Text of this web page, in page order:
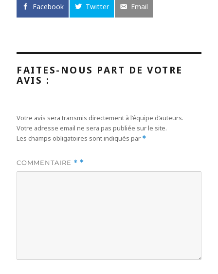
Facebook Twitter Email
FAITES-NOUS PART DE VOTRE
AVIS :
Votre avis sera transmis directement à l’équipe d’auteurs.
Votre adresse email ne sera pas publiée sur le site.
Les champs obligatoires sont indiqués par *
COMMENTAIRE *